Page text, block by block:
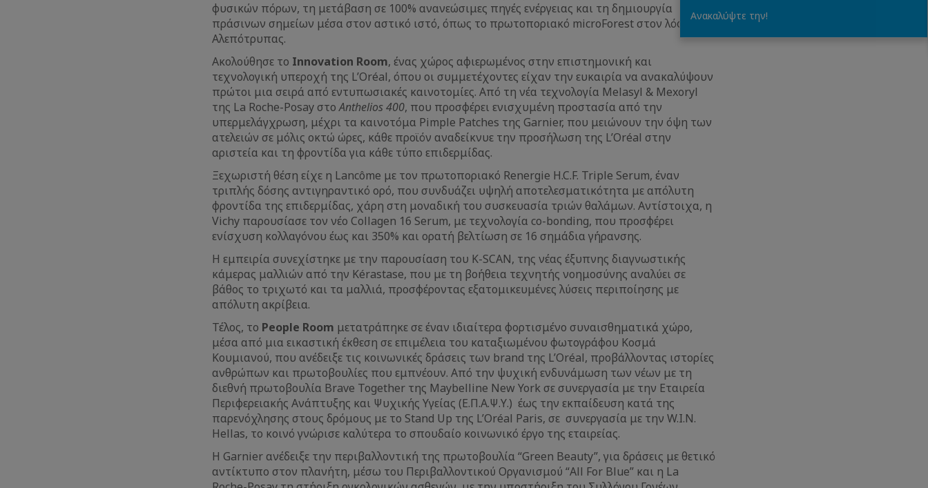
φυσικών πόρων, τη μετάβαση σε 100% ανανεώσιμες πηγές ενέργειας και τη δημιουργία
πράσινων σημείων μέσα στον αστικό ιστό, όπως το πρωτοποριακό microForest στον λόφο της
Αλεπότρυπας.
Ακολούθησε το Innovation Room, ένας χώρος αφιερωμένος στην επιστημονική και
τεχνολογική υπεροχή της L’Oréal, όπου οι συμμετέχοντες είχαν την ευκαιρία να ανακαλύψουν
πρώτοι μια σειρά από εντυπωσιακές καινοτομίες. Από τη νέα τεχνολογία Melasyl & Mexoryl
της La Roche-Posay στοAnthelios 400, που προσφέρει ενισχυμένη προστασία από την
υπερμελάγχρωση, μέχρι τα καινοτόμα Pimple Patches της Garnier, που μειώνουν την όψη των
ατελειών σε μόλις οκτώ ώρες, κάθε προϊόν αναδείκνυε την προσήλωση της L’Oréal στην
αριστεία και τη φροντίδα για κάθε τύπο επιδερμίδας.
Ξεχωριστή θέση είχε η Lancôme με τον πρωτοποριακό Renergie H.C.F. Triple Serum, έναν
τριπλής δόσης αντιγηραντικό ορό, που συνδυάζει υψηλή αποτελεσματικότητα με απόλυτη
φροντίδα της επιδερμίδας, χάρη στη μοναδική του συσκευασία τριών θαλάμων. Αντίστοιχα, η
Vichy παρουσίασε τον νέο Collagen 16 Serum, με τεχνολογία co-bonding, που προσφέρει
ενίσχυση κολλαγόνου έως και 350% και ορατή βελτίωση σε 16 σημάδια γήρανσης.
Η εμπειρία συνεχίστηκε με την παρουσίαση του K-SCAN, της νέας έξυπνης διαγνωστικής
κάμερας μαλλιών από την Kérastase, που με τη βοήθεια τεχνητής νοημοσύνης αναλύει σε
βάθος το τριχωτό και τα μαλλιά, προσφέροντας εξατομικευμένες λύσεις περιποίησης με
απόλυτη ακρίβεια.
Τέλος, το People Room μετατράπηκε σε έναν ιδιαίτερα φορτισμένο συναισθηματικά χώρο,
μέσα από μια εικαστική έκθεση σε επιμέλεια του καταξιωμένου φωτογράφου Κοσμά
Κουμιανού, που ανέδειξε τις κοινωνικές δράσεις των brand της L’Oréal, προβάλλοντας ιστορίες
ανθρώπων και πρωτοβουλίες που εμπνέουν. Από την ψυχική ενδυνάμωση των νέων με τη
διεθνή πρωτοβουλία Brave Together της Maybelline New York σε συνεργασία με την Εταιρεία
Περιφερειακής Ανάπτυξης και Ψυχικής Υγείας (Ε.Π.Α.Ψ.Υ.) έως την εκπαίδευση κατά της
παρενόχλησης στους δρόμους με το Stand Up της L’Oréal Paris, σε συνεργασία με την W.I.N.
Hellas, το κοινό γνώρισε καλύτερα το σπουδαίο κοινωνικό έργο της εταιρείας.
Η Garnier ανέδειξε την περιβαλλοντική της πρωτοβουλία “Green Beauty”, για δράσεις με θετικό
αντίκτυπο στον πλανήτη, μέσω τoυ Περιβαλλοντικού Οργανισμού “All For Blue” και η La
Ανακαλύψτε την!